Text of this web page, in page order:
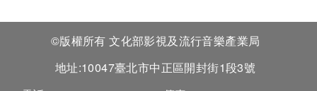
©版權所有 文化部影視及流行音樂產業局
地址:10047臺北市中正區開封街1段3號